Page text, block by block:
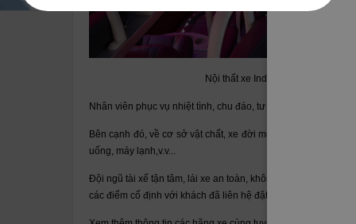
Nội thất xe Indochina Queen
Nhân viên phục vụ nhiệt tình, chu đáo, tư vấn chuyên nghiệp
Bên cạnh đó, về cơ sở vật chất, xe đời mới cung cấp nội
uống, máy lạnh,v.v...
Đội ngũ tài xế tận tâm, lái xe an toàn, không nhồi nhét khách,
các điểm cố định với khách đã liên hệ đặt vé trước.